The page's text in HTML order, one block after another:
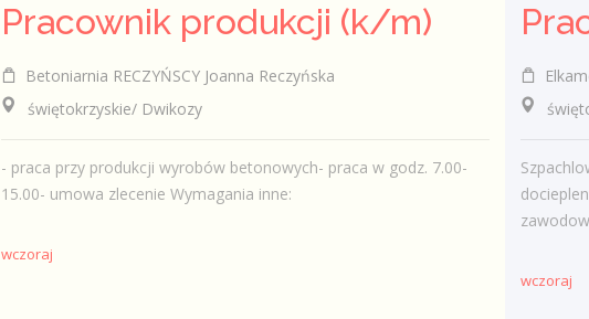
Pracownik produkcji (k/m)
Betoniarnia RECZYŃSCY Joanna Reczyńska
świętokrzyskie/ Dwikozy
- praca przy produkcji wyrobów betonowych- praca w godz. 7.00-
15.00- umowa zlecenie Wymagania inne:
wczoraj
wczoraj